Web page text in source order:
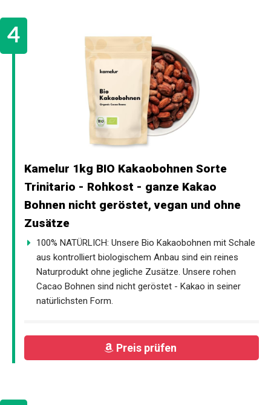
Kamelur 1kg BIO Kakaobohnen Sorte
Trinitario - Rohkost - ganze Kakao
Bohnen nicht geröstet, vegan und ohne
Zusätze
100% NATÜRLICH: Unsere Bio Kakaobohnen mit Schale
aus kontrolliert biologischem Anbau sind ein reines
Naturprodukt ohne jegliche Zusätze. Unsere rohen
Cacao Bohnen sind nicht geröstet - Kakao in seiner
natürlichsten Form.
Preis prüfen